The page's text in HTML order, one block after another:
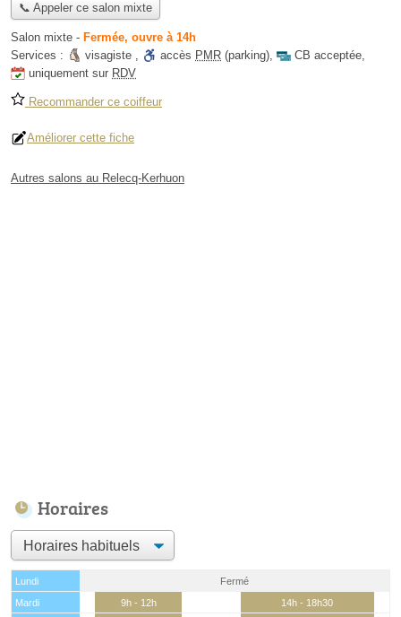
📞 Appeler ce salon mixte
Salon mixte - Fermée, ouvre à 14h
Services :
visagiste , accès PMR (parking), CB acceptée,
uniquement sur RDV
Recommander ce coiffeur
Améliorer cette fiche
Autres salons au Relecq-Kerhuon
Horaires
Lundi
Fermé
Mardi
9h - 12h
14h - 18h30